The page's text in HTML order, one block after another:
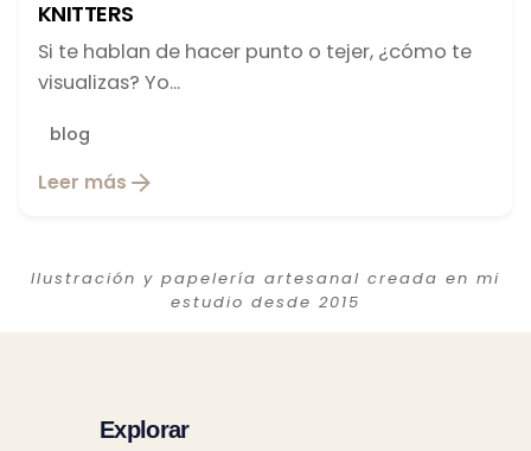
KNITTERS
Si te hablan de hacer punto o tejer, ¿cómo te
visualizas? Yo...
blog
Leer más
Ilustración y papelería artesanal creada en mi
estudio desde 2015
Explorar